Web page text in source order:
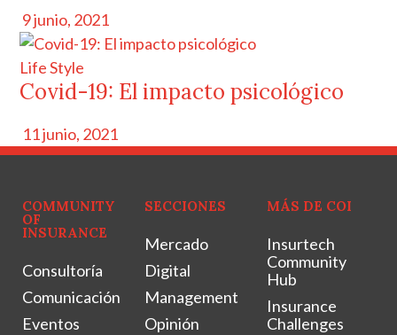
9 junio, 2021
Life Style
Covid-19: El impacto psicológico
11 junio, 2021
COMMUNITY
OF
INSURANCE
Consultoría
Comunicación
Eventos
SECCIONES
Mercado
Digital
Management
Opinión
MÁS DE COI
Insurtech
Community
Hub
Insurance
Challenges